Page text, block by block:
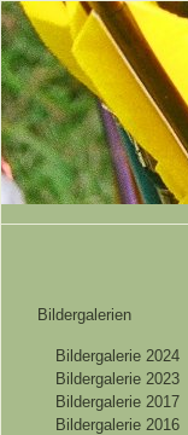
Bildergalerien
Bildergalerie 2024
Bildergalerie 2023
Bildergalerie 2017
Bildergalerie 2016